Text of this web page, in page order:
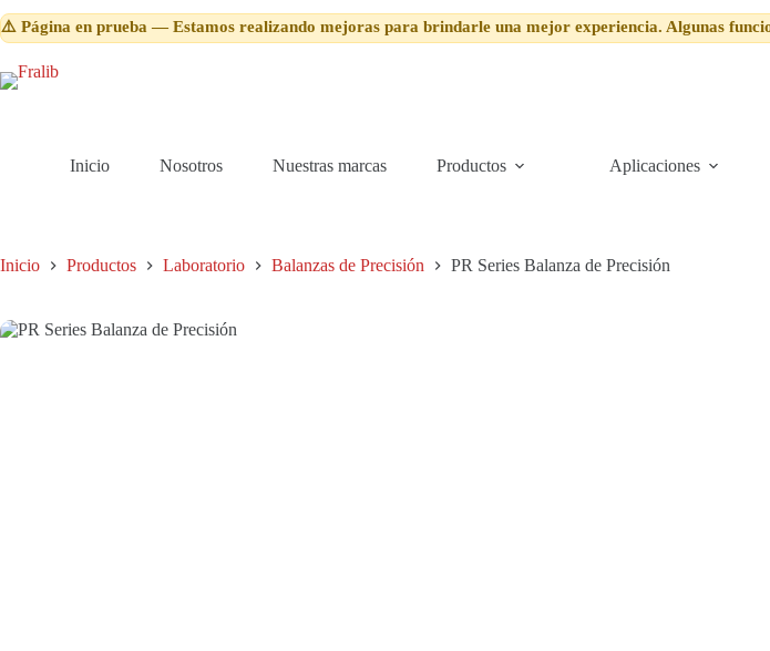
al
contenido
⚠️ Página en prueba — Estamos realizando mejoras para brindarle una mejor experiencia. Algunas
Inicio Nosotros Nuestras marcas Productos Aplicaciones
Inicio Productos Laboratorio Balanzas de Precisión PR Series Balanza de Precisión